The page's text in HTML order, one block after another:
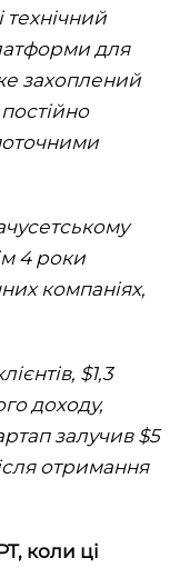
технічний
для
захоплений
4 роки
компаніях,
$1,3
доходу,
залучив $5
отримання
коли ці